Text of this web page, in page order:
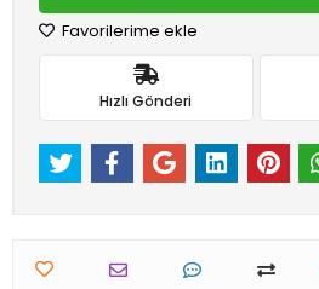
Favorilerime ekle
Hızlı Gönderi